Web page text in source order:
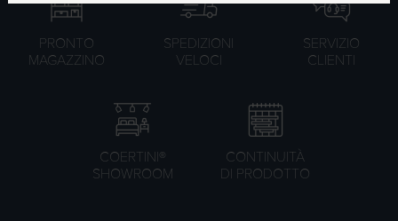
PRONTO
MAGAZZINO
SPEDIZIONI
VELOCI
SERVIZIO
CLIENTI
COERTINI®
SHOWROOM
CONTINUITÀ
DI PRODOTTO